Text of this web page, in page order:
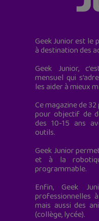
Geek Junior est le
à destination des
Geek Junior,
mensuel qui
les aider à mieux
Ce magazine de
pour objectif de
des 10-15 ans
outils.
Geek Junior
et à la
programmable.
Enfin, Geek
professionnelles
mais aussi des
(collège, lycée).